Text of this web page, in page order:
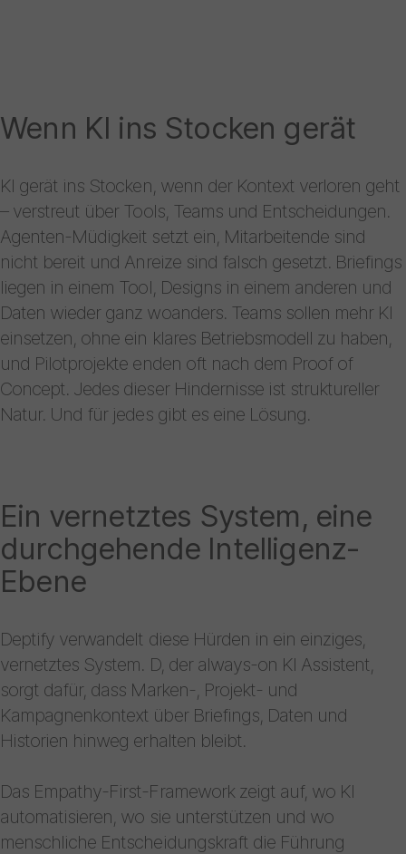
Wenn KI ins Stocken gerät
KI gerät ins Stocken, wenn der Kontext verloren geht
– verstreut über Tools, Teams und Entscheidungen.
Agenten-Müdigkeit setzt ein, Mitarbeitende sind
nicht bereit und Anreize sind falsch gesetzt. Briefings
liegen in einem Tool, Designs in einem anderen und
Daten wieder ganz woanders. Teams sollen mehr KI
einsetzen, ohne ein klares Betriebsmodell zu haben,
und Pilotprojekte enden oft nach dem Proof of
Concept. Jedes dieser Hindernisse ist struktureller
Natur. Und für jedes gibt es eine Lösung.
Ein vernetztes System, eine
durchgehende Intelligenz-
Ebene
Deptify verwandelt diese Hürden in ein einziges,
vernetztes System. D, der always-on KI Assistent,
sorgt dafür, dass Marken-, Projekt- und
Kampagnenkontext über Briefings, Daten und
Historien hinweg erhalten bleibt.
Das Empathy-First-Framework zeigt auf, wo KI
automatisieren, wo sie unterstützen und wo
menschliche Entscheidungskraft die Führung